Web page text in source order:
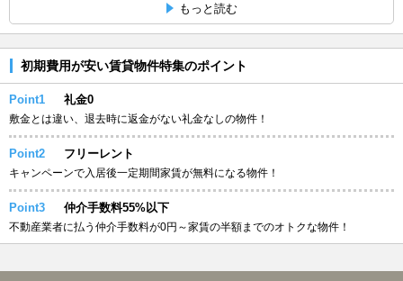
もっと読む
初期費用が安い賃貸物件特集のポイント
Point1 礼金0
敷金とは違い、退去時に返金がない礼金なしの物件！
Point2 フリーレント
キャンペーンで入居後一定期間家賃が無料になる物件！
Point3 仲介手数料55%以下
不動産業者に払う仲介手数料が0円～家賃の半額までのオトクな物件！